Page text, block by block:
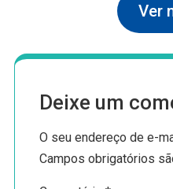
Ver
Deixe um
O seu endereço de e-
Campos obrigatórios